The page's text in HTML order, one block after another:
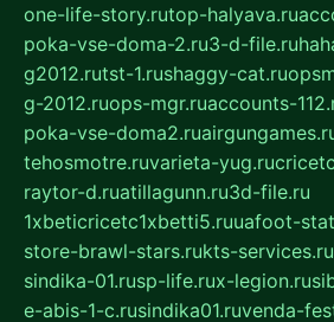
one-life-story.rutop-halyava.ru
poka-vse-doma-2.ru3-d-file.ru
g2012.rutst-1.rushaggy-cat.ru
g-2012.ruops-mgr.ruaccounts-
poka-vse-doma2.ru
tehosmotre.ruvarieta-yug.ru
raytor-d.ruatillagunn.ru3d-file.ru
1xbeticricetc1xbetti5.ruuafoot-
store-brawl-stars.rukts-services.ru
sindika-01.rusp-life.rux-legion.ru
e-abis-1-c.rusindika01.ruvenda-